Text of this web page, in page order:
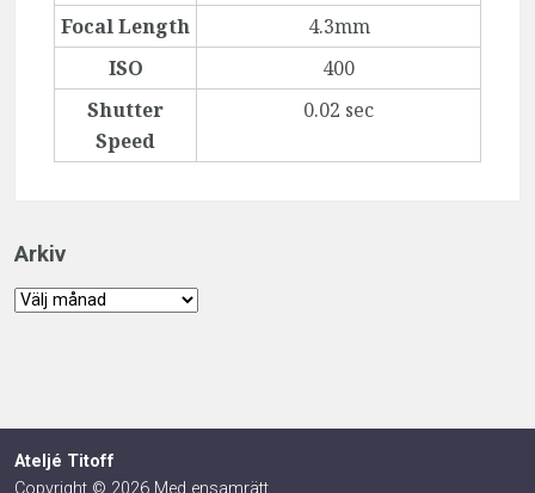
Focal Length
4.3mm
ISO
400
Shutter
Speed
0.02 sec
Arkiv
Arkiv
Ateljé Titoff